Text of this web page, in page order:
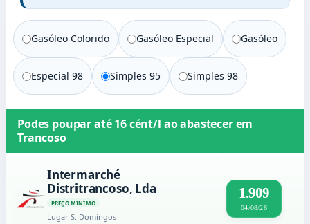
Gasóleo Colorido Gasóleo Especial Gasóleo
Especial 98 Simples 95 Simples 98
Podes poupar até16 cént/l ao abastecer em
Trancoso
Intermarché
Distritrancoso, Lda
PREÇO MINIMO
Lugar S. Domingos
1.909
04/08/26